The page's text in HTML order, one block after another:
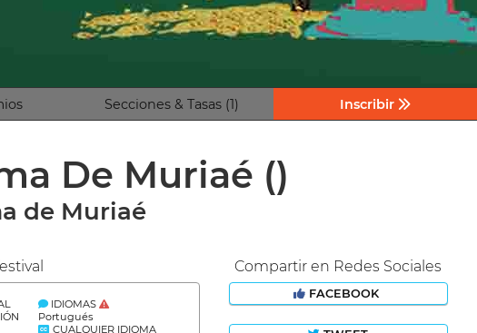
Secciones & Tasas (1) Inscribir
De Muriaé ()
de Muriaé
IDIOMAS
Portugués
CUALQUIER IDIOMA
Compartir en Redes Sociales
FACEBOOK